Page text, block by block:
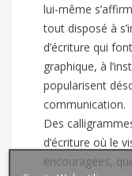
lui-même
tout disposé à
d’écriture qui
graphique, à
popularisent
communication.
Des
d’écriture où le
encouragées,